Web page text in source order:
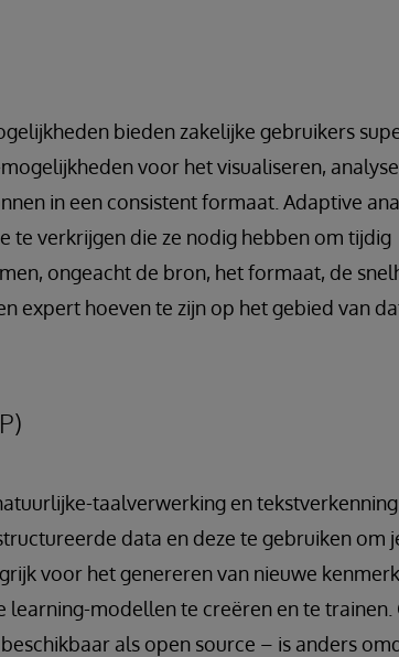
bieden zakelijke gebruikers
voor het visualiseren,
in een consistent formaat. Adaptive
te verkrijgen die ze nodig hebben om tijdig
ongeacht de bron, het formaat, de
expert hoeven te zijn op het gebied van
taalverwerking en
data en deze te gebruiken om
voor het genereren van nieuwe
modellen te creëren en te trainen.
als open source – is anders